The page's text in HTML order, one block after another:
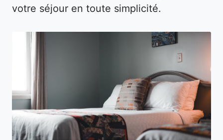
votre séjour en toute simplicité.